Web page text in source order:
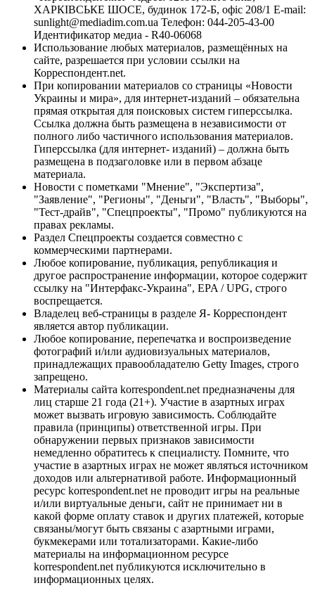
ХАРКІВСЬКЕ ШОСЕ, будинок 172-Б, офіс 208/1 E-mail:
sunlight@mediadim.com.ua Телефон: 044-205-43-00
Идентификатор медиа - R40-06068
Использование любых материалов, размещённых на
сайте, разрешается при условии ссылки на
Корреспондент.net.
При копировании материалов со страницы «Новости
Украины и мира», для интернет-изданий – обязательна
прямая открытая для поисковых систем гиперссылка.
Ссылка должна быть размещена в независимости от
полного либо частичного использования материалов.
Гиперссылка (для интернет- изданий) – должна быть
размещена в подзаголовке или в первом абзаце
материала.
Новости с пометками "Мнение", "Экспертиза",
"Заявление", "Регионы", "Деньги", "Власть", "Выборы",
"Тест-драйв", "Спецпроекты", "Промо" публикуются на
правах рекламы.
Раздел Спецпроекты создается совместно с
коммерческими партнерами.
Любое копирование, публикация, републикация и
другое распространение информации, которое содержит
ссылку на "Интерфакс-Украина", EPA / UPG, строго
воспрещается.
Владелец веб-страницы в разделе Я- Корреспондент
является автор публикации.
Любое копирование, перепечатка и воспроизведение
фотографий и/или аудиовизуальных материалов,
принадлежащих правообладателю Getty Images, строго
запрещено.
Материалы сайта korrespondent.net предназначены для
лиц старше 21 года (21+). Участие в азартных играх
может вызвать игровую зависимость. Соблюдайте
правила (принципы) ответственной игры. При
обнаружении первых признаков зависимости
немедленно обратитесь к специалисту. Помните, что
участие в азартных играх не может являться источником
доходов или альтернативой работе. Информационный
ресурс korrespondent.net не проводит игры на реальные
и/или виртуальные деньги, сайт не принимает ни в
какой форме оплату ставок и других платежей, которые
связаны/могут быть связаны с азартными играми,
букмекерами или тотализаторами. Какие-либо
материалы на информационном ресурсе
korrespondent.net публикуются исключительно в
информационных целях.